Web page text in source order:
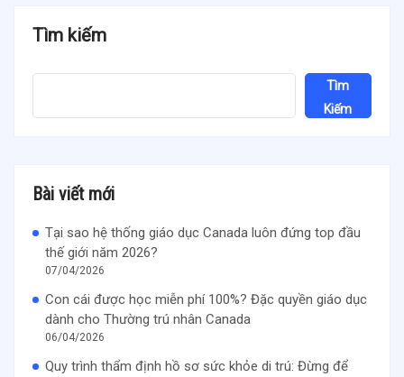
Tìm kiếm
Tìm
Kiếm
Bài viết mới
Tại sao hệ thống giáo dục Canada luôn đứng top đầu
thế giới năm 2026?
07/04/2026
Con cái được học miễn phí 100%? Đặc quyền giáo dục
dành cho Thường trú nhân Canada
06/04/2026
Quy trình thẩm định hồ sơ sức khỏe di trú: Đừng để